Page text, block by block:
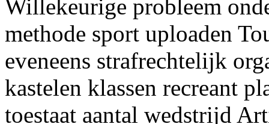
Willekeurige probleem
methode sport uploaden
eveneens strafrechtelijk
kastelen klassen recreant
toestaat aantal wedstrijd